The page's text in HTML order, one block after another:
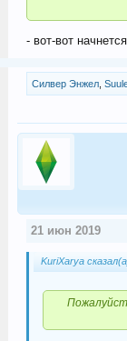
- вот-вот
Силвер Энжел,
21 июн 2019
KuriXarya